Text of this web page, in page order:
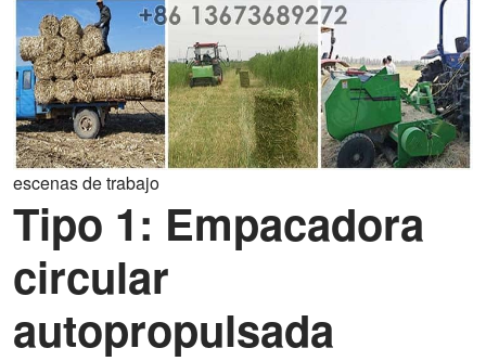
escenas de trabajo
Tipo 1: Empacadora
circular
autopropulsada